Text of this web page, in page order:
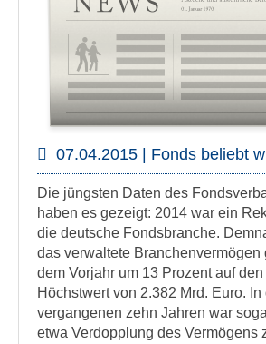
07.04.2015 | Fonds beliebt
Die jüngsten Daten des
haben es gezeigt: 2014 war ein
die deutsche Fondsbranche.
das verwaltete Branchenvermögen
dem Vorjahr um 13 Prozent auf
Höchstwert von 2.382 Mrd. Euro. In
vergangenen zehn Jahren war
etwa Verdopplung des Vermögens